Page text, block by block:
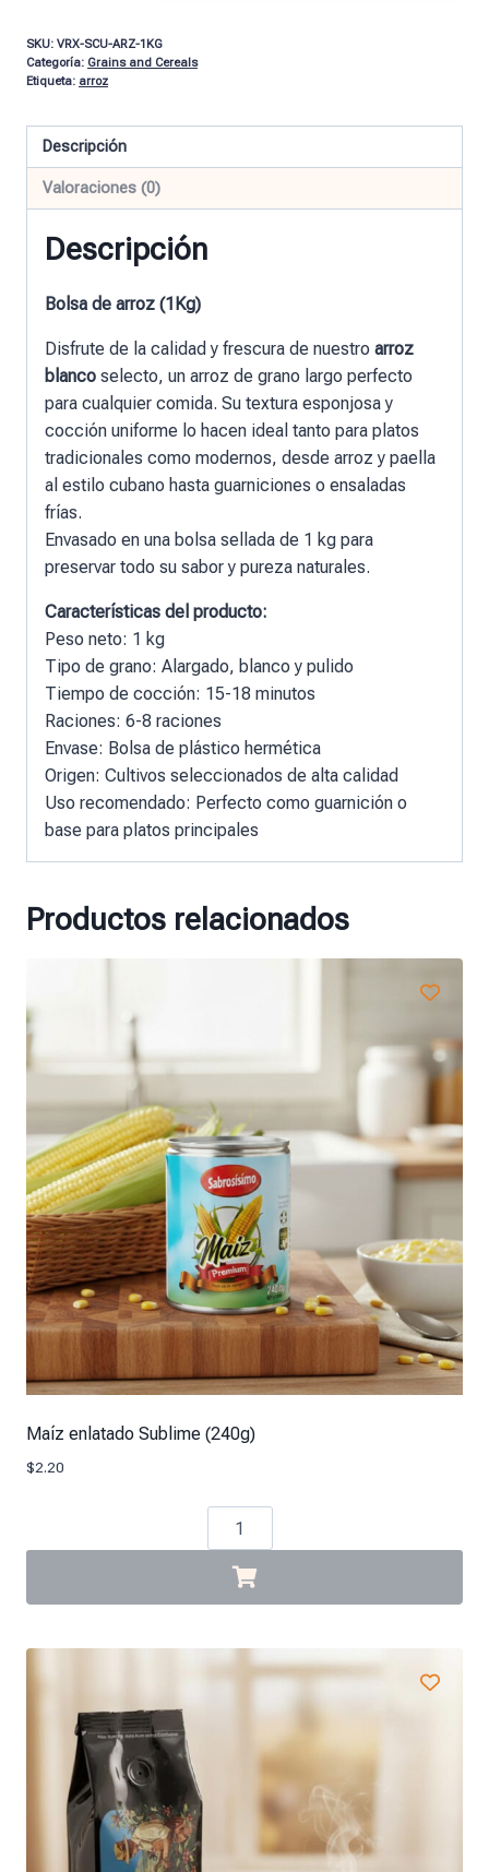
SKU: VRX-SCU-ARZ-1KG
Categoría: Grains and Cereals
Etiqueta: arroz
Descripción
Valoraciones (0)
Descripción
Bolsa de arroz (1Kg)
Disfrute de la calidad y frescura de nuestro arroz
blanco selecto, un arroz de grano largo perfecto
para cualquier comida. Su textura esponjosa y
cocción uniforme lo hacen ideal tanto para platos
tradicionales como modernos, desde arroz y paella
al estilo cubano hasta guarniciones o ensaladas
frías.
Envasado en una bolsa sellada de 1 kg para
preservar todo su sabor y pureza naturales.
Características del producto:
Peso neto: 1 kg
Tipo de grano: Alargado, blanco y pulido
Tiempo de cocción: 15-18 minutos
Raciones: 6-8 raciones
Envase: Bolsa de plástico hermética
Origen: Cultivos seleccionados de alta calidad
Uso recomendado: Perfecto como guarnición o
base para platos principales
Productos relacionados
Maíz enlatado Sublime (240g)
$2.20